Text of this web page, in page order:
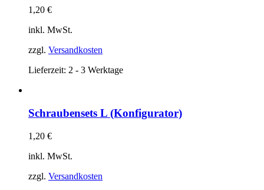
1,20 €
inkl. MwSt.
zzgl. Versandkosten
Lieferzeit: 2 - 3 Werktage
Schraubensets L (Konfigurator)
1,20 €
inkl. MwSt.
zzgl. Versandkosten